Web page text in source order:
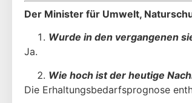
Der Minister für Umwelt,
Wurde in den vergangenen
Ja.
Wie hoch ist der heutige
Die Erhaltungsbedarfsprognose